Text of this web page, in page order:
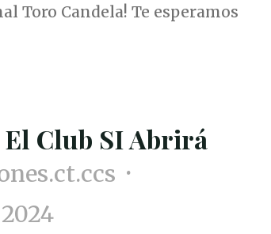
Toro Candela! Te esperamos
El Club SI Abrirá